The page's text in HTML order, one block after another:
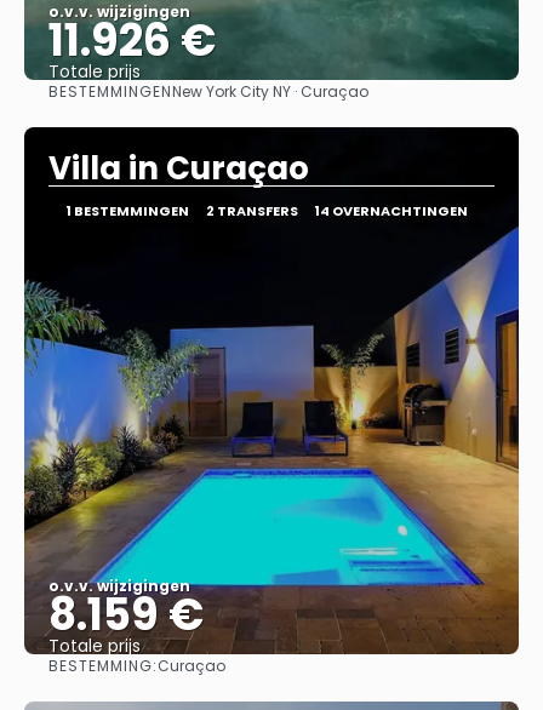
o.v.v. wijzigingen
11.926 €
Totale prijs
Bekijk
BESTEMMINGENNew York City NY · Curaçao
Villa in Curaçao
1 BESTEMMINGEN 2 TRANSFERS 14 OVERNACHTINGEN
o.v.v. wijzigingen
8.159 €
Totale prijs
BESTEMMING:Curaçao